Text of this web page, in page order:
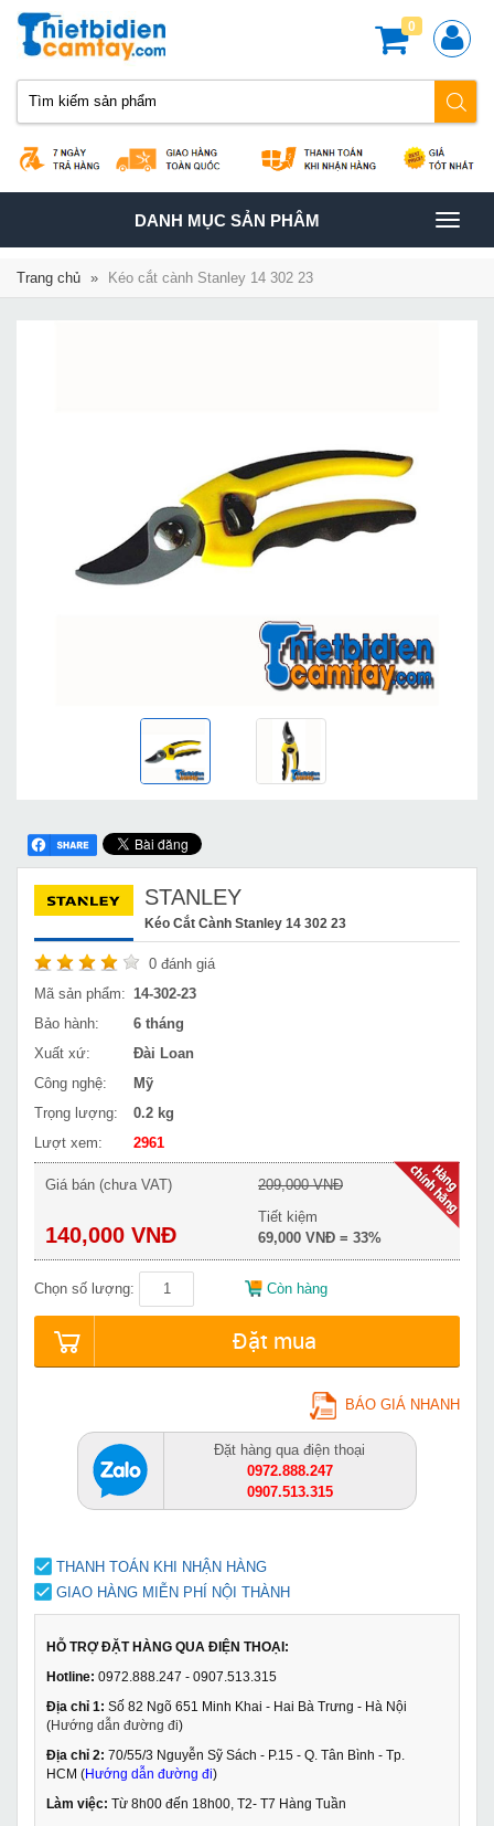
0
TOGGLE
NAVIGATION
DANH MỤC SẢN PHÂM
Trang chủ » Kéo cắt cành Stanley 14 302 23
STANLEY
Kéo Cắt Cành Stanley 14 302 23
0 đánh giá
Mã sản phẩm: 14-302-23
Bảo hành:
6 tháng
Xuất xứ:
Đài Loan
Công nghệ:
Mỹ
Trọng lượng:
0.2 kg
Lượt xem:
2961
Giá bán (chưa VAT)
140,000 VNĐ
209,000 VNĐ
Tiết kiệm
69,000 VNĐ = 33%
Chọn số lượng: Còn hàng
Đặt mua
BÁO GIÁ NHANH
Đặt hàng qua điện thoại
0972.888.247
0907.513.315
THANH TOÁN KHI NHẬN HÀNG
GIAO HÀNG MIỄN PHÍ NỘI THÀNH
HỖ TRỢ ĐẶT HÀNG QUA ĐIỆN THOẠI:
Hotline: 0972.888.247 - 0907.513.315
Địa chỉ 1: Số 82 Ngõ 651 Minh Khai - Hai Bà Trưng - Hà Nội
(Hướng dẫn đường đi)
Địa chỉ 2: 70/55/3 Nguyễn Sỹ Sách - P.15 - Q. Tân Bình - Tp.
HCM (Hướng dẫn đường đi)
Làm việc: Từ 8h00 đến 18h00, T2- T7 Hàng Tuần